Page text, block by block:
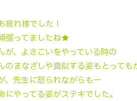
疲れ様でした！
張ってましたね★
が、よさこいをやっている時の
のまなざしや真似する姿もとっても
、先生に怒られながらもー
にやってる姿がステキでした。